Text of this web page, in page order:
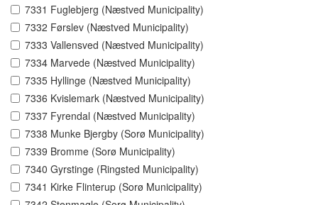
7331 Fuglebjerg (Næstved Municipality)
7332 Førslev (Næstved Municipality)
7333 Vallensved (Næstved Municipality)
7334 Marvede (Næstved Municipality)
7335 Hyllinge (Næstved Municipality)
7336 Kvislemark (Næstved Municipality)
7337 Fyrendal (Næstved Municipality)
7338 Munke Bjergby (Sorø Municipality)
7339 Bromme (Sorø Municipality)
7340 Gyrstinge (Ringsted Municipality)
7341 Kirke Flinterup (Sorø Municipality)